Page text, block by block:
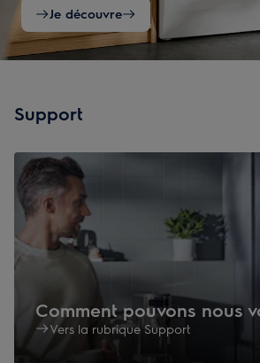
Je découvre
Support
Comment pouvons nous
Vers la rubrique Support